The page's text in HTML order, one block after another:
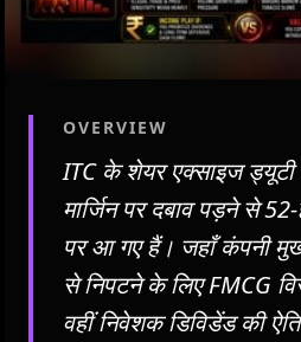
OVERVIEW
ITC के शेयर एक्साइज ड्यूटी
मार्जिन पर दबाव पड़ने से
पर आ गए हैं। जहाँ कंपनी
से निपटने के लिए FMCG
वहीं निवेशक डिविडेंड की